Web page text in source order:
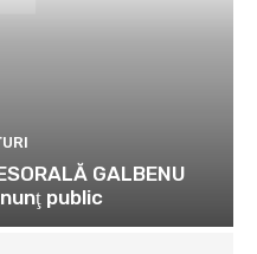
GALBENU
public